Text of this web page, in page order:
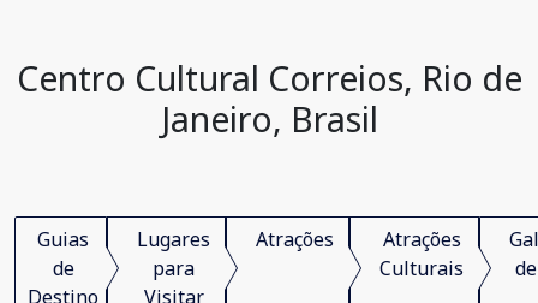
Centro Cultural Correios, Rio de
Janeiro, Brasil
Guias
de
Destino
Lugares
para
Visitar
Atrações
Atrações
Culturais